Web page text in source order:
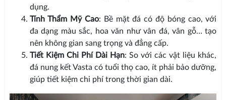
dụng.
Tính Thẩm Mỹ Cao: Bề mặt đá có độ bóng cao, với
đa dạng màu sắc, hoa văn như vân đá, vân gỗ… tạo
nên không gian sang trọng và đẳng cấp.
Tiết Kiệm Chi Phí Dài Hạn: So với các vật liệu khác,
đá nung kết Vasta có tuổi thọ cao, ít phải bảo dưỡng,
giúp tiết kiệm chi phí trong thời gian dài.